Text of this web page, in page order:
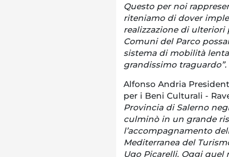
Questo per noi
riteniamo di dover
realizzazione di
Comuni del Parco
sistema di mobilità
grandissimo traguardo”.
Alfonso Andria
per i Beni Culturali -
Provincia di Salerno
culminò in un grande
l’accompagnamento
Mediterranea del
Ugo Picarelli. Oggi quel